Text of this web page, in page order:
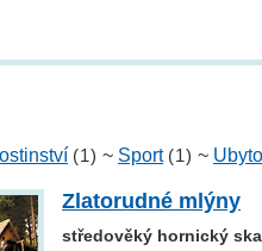
(1) ~ Sport (1) ~
Zlatorudné mlýny
středověký hornický